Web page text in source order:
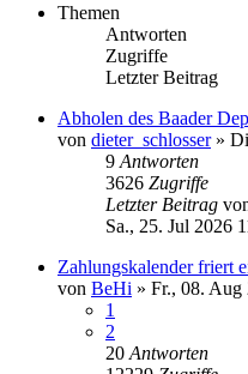
Themen
Antworten
Zugriffe
Letzter Beitrag
Abholen des Baader
von dieter_schlosser»
9 Antworten
3626 Zugriffe
Letzter Beitrag
Sa., 25. Jul 2026
Zahlungskalender friert
von BeHi » Fr., 08. Aug
1
2
20 Antworten